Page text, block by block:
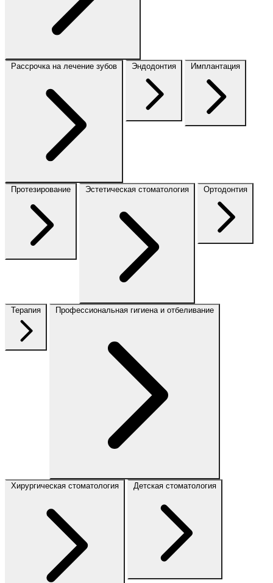
Рассрочка на лечение зубов Эндодонтия Имплантация
Протезирование Эстетическая стоматология Ортодонтия
Терапия Профессиональная гигиена и отбеливание
Хирургическая стоматология Детская стоматология